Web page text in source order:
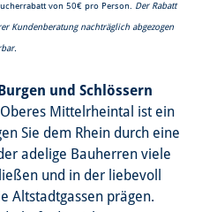
von 50€ pro Person. Der Rabatt
Kundenberatung nachträglich abgezogen
und Schlössern
Mittelrheintal ist ein
Sie dem Rhein durch eine
adelige Bauherren viele
und in der liebevoll
Altstadtgassen prägen.